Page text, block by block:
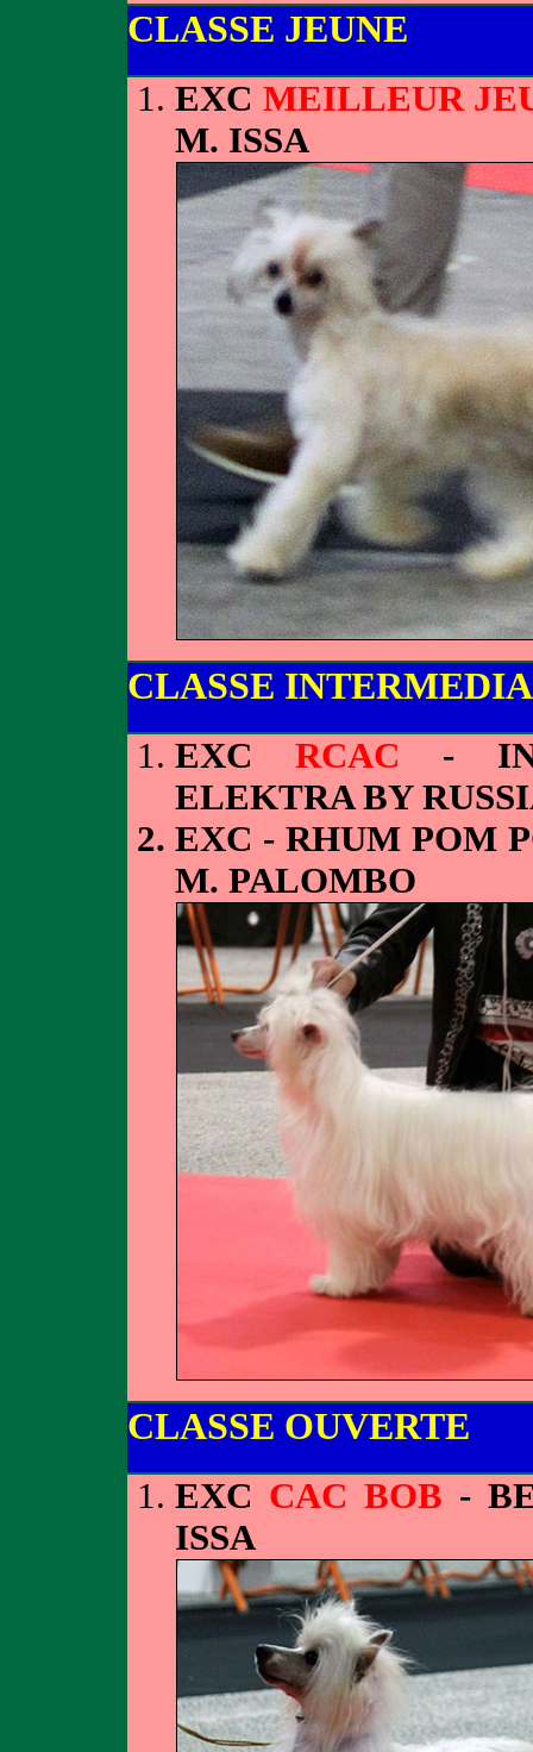
CLASSE JEUNE
EXC MEILLEUR
M. ISSA
CLASSE
EXCRCAC -
ELEKTRA BY
EXC - RHUM POM
M. PALOMBO
CLASSE OUVERTE
EXC CAC BOB -
ISSA